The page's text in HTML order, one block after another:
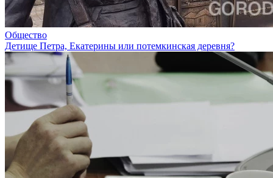
Общество
Детище Петра, Екатерины или потемкинская деревня?